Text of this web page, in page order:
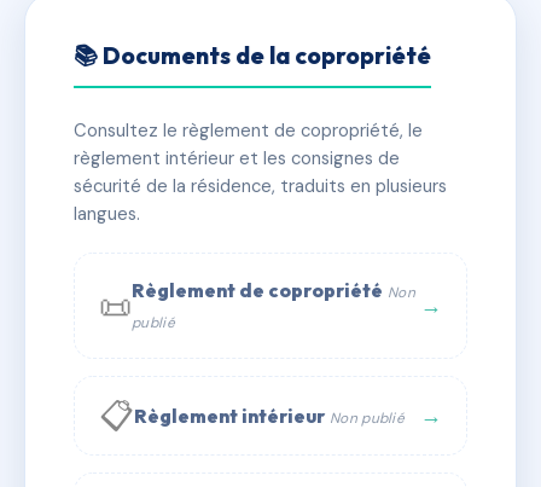
Le Portalet
✓ Immatriculée 🏠 22 lots 🏗 1 bâtiment(s)
📞 Contacter Syndic Digital
📚 Documents de la copropriété
Consultez le règlement de copropriété, le
règlement intérieur et les consignes de
sécurité de la résidence, traduits en plusieurs
langues.
📜Règlement de copropriété Non
publié
→
📋Règlement intérieur Non publié →